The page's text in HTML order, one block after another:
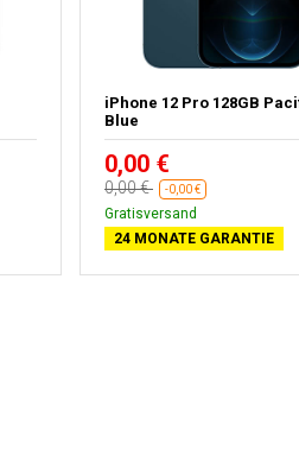
iPhone 12 Pro 128GB
Blue
0,00 €
0,00 € -0,00 €
Gratisversand
24 MONATE GARANTIE